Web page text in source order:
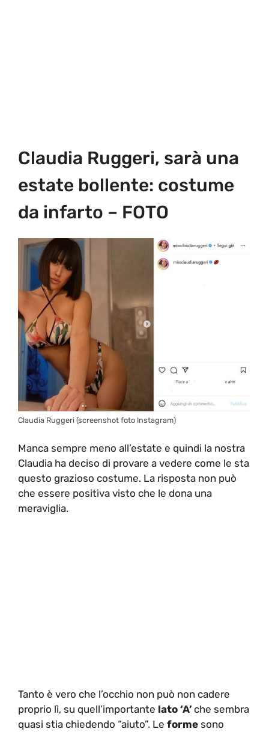
Claudia Ruggeri, sarà una
estate bollente: costume
da infarto – FOTO
Claudia Ruggeri (screenshot foto Instagram)
Manca sempre meno all’estate e quindi la nostra
Claudia ha deciso di provare a vedere come le sta
questo grazioso costume. La risposta non può
che essere positiva visto che le dona una
meraviglia.
Tanto è vero che l’occhio non può non cadere
proprio lì, su quell’importante lato ‘A’ che sembra
quasi stia chiedendo “aiuto”. Le forme sono